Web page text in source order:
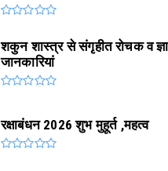
शकुन शास्त्र से संगृहीत रोचक व
जानकारियां
रक्षाबंधन 2026 शुभ मुहूर्त ,महत्व